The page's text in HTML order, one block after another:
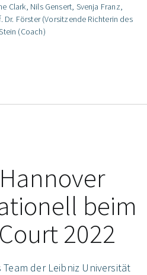
Clark, Nils Gensert, Svenja Franz,
Dr. Förster (Vorsitzende Richterin des
(Coach)
beim
2022
der Leibniz Universität